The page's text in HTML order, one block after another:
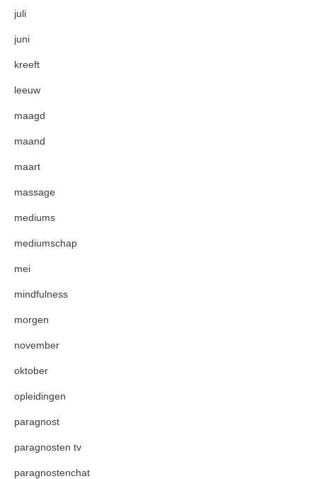
juli
juni
kreeft
leeuw
maagd
maand
maart
massage
mediums
mediumschap
mei
mindfulness
morgen
november
oktober
opleidingen
paragnost
paragnosten tv
paragnostenchat